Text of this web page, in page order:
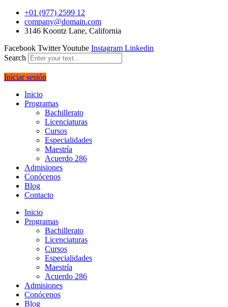
+01 (977) 2599 12
company@domain.com
3146 Koontz Lane, California
Facebook TwitterYoutube Instagram Linkedin
Search
Iniciar sesión
Inicio
Programas
Bachillerato
Licenciaturas
Cursos
Especialidades
Maestría
Acuerdo 286
Admisiones
Conócenos
Blog
Contacto
Inicio
Programas
Bachillerato
Licenciaturas
Cursos
Especialidades
Maestría
Acuerdo 286
Admisiones
Conócenos
Blog